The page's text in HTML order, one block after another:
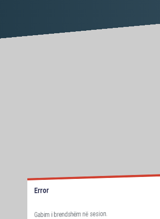
Error
Gabim i brendshëm në sesion.